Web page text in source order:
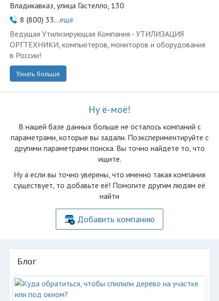
Владикавказ, улица Гастелло, 130
8 (800) 33...ещё
Ведущая Утилизирующая Компания - УТИЛИЗАЦИЯ
ОРГТЕХНИКИ, компьютеров, мониторов и оборудования
в России!
Узнать больше
Ну ё-моё!
В нашей базе данных больше не осталоcь компаний с
параметрами, которые вы задали. Поэкспериментируйте с
другими параметрами поиска. Вы точно найдете то, что
ищите.
Ну а если вы точно уверены, что именно такая компания
существует, то добавьте её! Помогите другим людям её
найти
Добавить компанию
Блог